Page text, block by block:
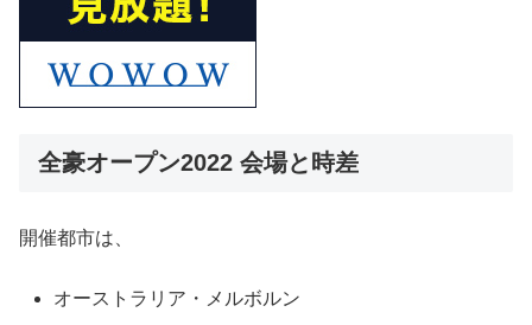
全豪オープン2022 会場と時差
開催都市は、
オーストラリア・メルボルン